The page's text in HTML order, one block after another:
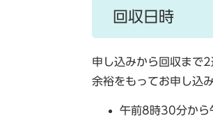
回収日時
申し込みから回収まで
余裕をもってお申し込
午前8時30分から